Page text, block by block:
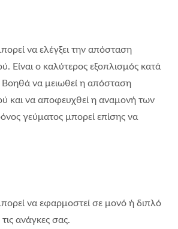
να ελέγξει την απόσταση
Είναι ο καλύτερος εξοπλισμός κατά
Βοηθά να μειωθεί η απόσταση
και να αποφευχθεί η αναμονή των
γεύματος μπορεί επίσης να
να εφαρμοστεί σε μονό ή διπλό
ανάγκες σας.